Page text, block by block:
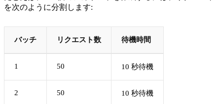
を次のように分割します:
バッチ リクエスト数 待機時間
1 50 10 秒待機
2 50 10 秒待機